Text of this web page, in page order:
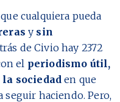
cualquiera pueda
y sin
de Civio hay 2372
el periodismo útil,
sociedad en que
seguir haciendo. Pero,